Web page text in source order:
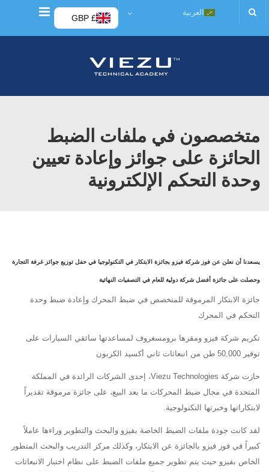
قائمة £ GBP
العربية
متخصصون في ملفات الضبط
الحائزة على جوائز وإعادة تعيين
وحدة التحكم الإلكترونية
يسعدنا أن نعلن عن فوز شركة فيزو بجائزة الابتكار في التكنولوجيا في حفل توزيع جوائز غرفة التجارة
وحصلت على جائزة أفضل شركة دولية للعام في التصفيات النهائية
جائزة الابتكار المرموقة للمتخصص في ضبط المحرك وإعادة ضبط وحدة
التحكم في المحرك
تكريم شركة فيزو ومقرها برومسغروف لمساعدتها سائقي السيارات على
توفير 50,000 طن من انبعاثات ثاني أكسيد الكربون
حازت شركة Viezu Technologies، إحدى الشركات الرائدة في المملكة
المتحدة في مجال ضبط المحركات ما بعد البيع، على جائزة مرموقة تقديراً
لابتكاراتها وخبرتها التكنولوجية.
لقد كانت جودة ملفات الضبط الخاصة بفيزو والبحث والتطوير وراءها عاملاً
كبيراً في فوز فيزو بالجائزة عن الابتكار، وكذلك مركز التدريب والبحث المتطور
الخاص بفيزو حيث يتم تطوير جميع ملفات الضبط على نظام اختبار الانبعاثات